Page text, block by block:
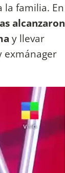
familia. En
alcanzaron
y llevar
exmánager